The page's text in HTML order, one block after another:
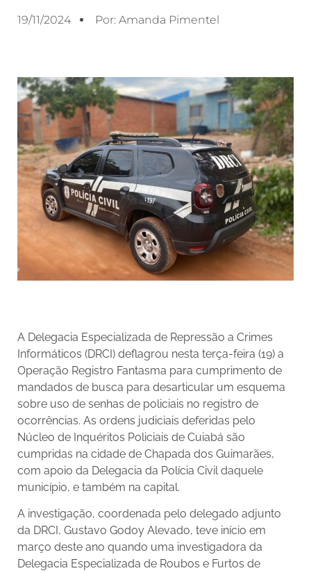
19/11/2024 Por: Amanda Pimentel
A Delegacia Especializada de Repressão a Crimes
Informáticos (DRCI) deflagrou nesta terça-feira (19) a
Operação Registro Fantasma para cumprimento de
mandados de busca para desarticular um esquema
sobre uso de senhas de policiais no registro de
ocorrências. As ordens judiciais deferidas pelo
Núcleo de Inquéritos Policiais de Cuiabá são
cumpridas na cidade de Chapada dos Guimarães,
com apoio da Delegacia da Polícia Civil daquele
município, e também na capital.
A investigação, coordenada pelo delegado adjunto
da DRCI, Gustavo Godoy Alevado, teve início em
março deste ano quando uma investigadora da
Delegacia Especializada de Roubos e Furtos de